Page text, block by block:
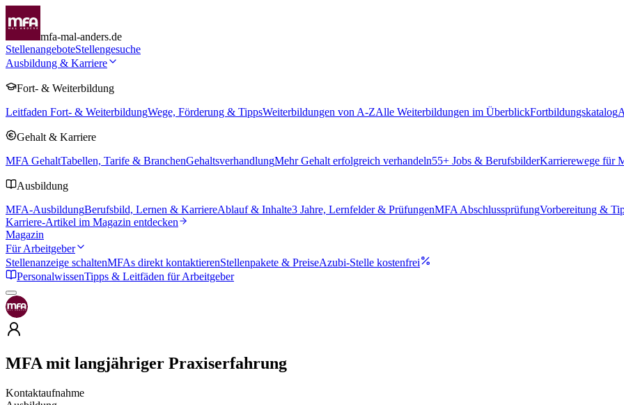
mfa-mal-anders.de
StellenangeboteStellengesuche
Ausbildung & Karriere
Fort- & Weiterbildung
Leitfaden Fort- & WeiterbildungWege, Förderung & TippsWeiterbildungen von A-ZAlle Weiterbildungen im ÜberblickFortbildungskatalog
Gehalt & Karriere
MFA GehaltTabellen, Tarife & BranchenGehaltsverhandlungMehr Gehalt erfolgreich verhandeln55+ Jobs & BerufsbilderKarrierewege für
Ausbildung
MFA-AusbildungBerufsbild, Lernen & KarriereAblauf & Inhalte3 Jahre, Lernfelder & PrüfungenMFA AbschlussprüfungVorbereitung &
Karriere-Artikel im Magazin entdecken
Magazin
Für Arbeitgeber
Stellenanzeige schaltenMFAs direkt kontaktierenStellenpakete & PreiseAzubi-Stelle kostenfrei
PersonalwissenTipps & Leitfäden für Arbeitgeber
MFA mit langjähriger Praxiserfahrung
Kontaktaufnahme